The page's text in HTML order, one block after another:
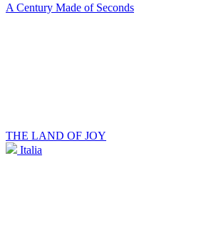
A Century Made of Seconds
THE LAND OF JOY
Italia